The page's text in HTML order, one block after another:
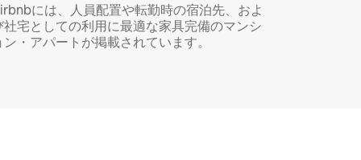
には、人員配置や転勤時の宿泊先、およ
社宅としての利用に最適な家具完備のマンシ
ン・アパートが掲載されています。